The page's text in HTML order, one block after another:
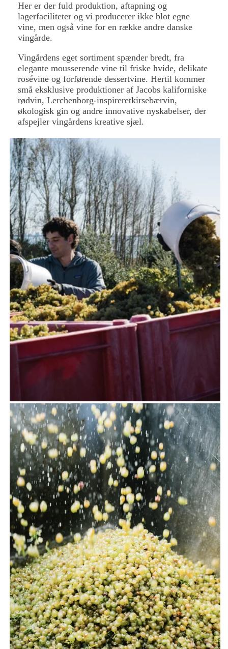
Her er der fuld produktion, aftapning og
lagerfaciliteter og vi producerer ikke blot egne
vine, men også vine for en række andre danske
vingårde.
Vingårdens eget sortiment spænder bredt, fra
elegante mousserende vine til friske hvide, delikate
rosévine og forførende dessertvine. Hertil kommer
små eksklusive produktioner af Jacobs kaliforniske
rødvin, Lerchenborg-inspireretkirsebærvin,
økologisk gin og andre innovative nyskabelser, der
afspejler vingårdens kreative sjæl.